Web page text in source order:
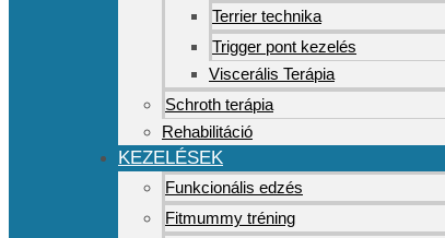
Terrier technika
Trigger pont kezelés
Viscerális Terápia
Schroth terápia
Rehabilitáció
KEZELÉSEK
Funkcionális edzés
Fitmummy tréning